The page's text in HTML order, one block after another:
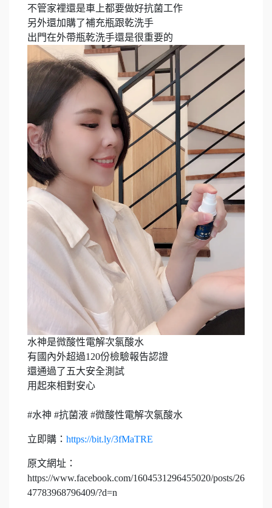
不管家裡還是車上都要做好抗菌工作​
另外還加購了補充瓶跟乾洗手​
出門在外帶瓶乾洗手還是很重要的​
水神是微酸性電解次氯酸水​
有國內外超過120份檢驗報告認證​
還通過了五大安全測試​
用起來相對安心​
#水神 #抗菌液 #微酸性電解次氯酸水
立即購： https://bit.ly/3fMaTRE
原文網址：
https://www.facebook.com/1604531296455020/posts/26
47783968796409/?d=n